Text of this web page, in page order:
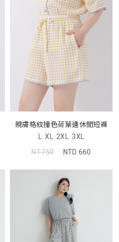
親膚格紋撞色荷葉邊休閒短褲
L XL 2XL 3XL
NT.750
NTD.660